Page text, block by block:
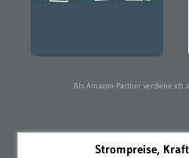
Als Amazon-Partner verdiene ich
Strompreise,